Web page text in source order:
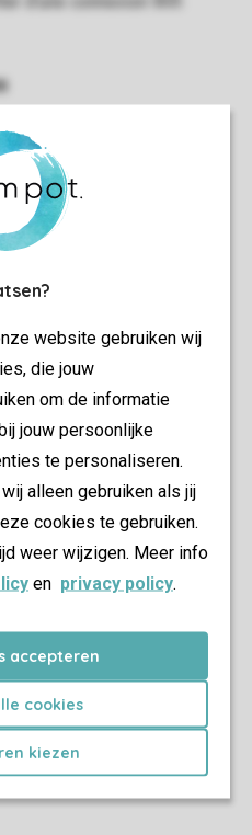
website gebruiken wij
die jouw
om de informatie
jouw persoonlijke
te personaliseren.
alleen gebruiken als jij
cookies te gebruiken.
weer wijzigen. Meer info
en privacy policy.
accepteren
cookies
kiezen